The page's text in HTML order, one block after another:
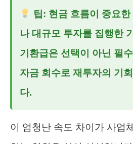
팁: 현금 흐름이 중요한
나 대규모 투자를 집행한
기환급은 선택이 아닌 필
자금 회수로 재투자의 기
다.
이 엄청난 속도 차이가 사업